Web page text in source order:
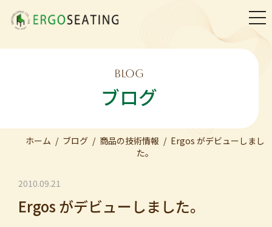
BLOG
ブログ
ホーム ブログ 商品の技術情報
Ergos がデビューしまし
た。
2010.09.21
Ergos がデビューしました。